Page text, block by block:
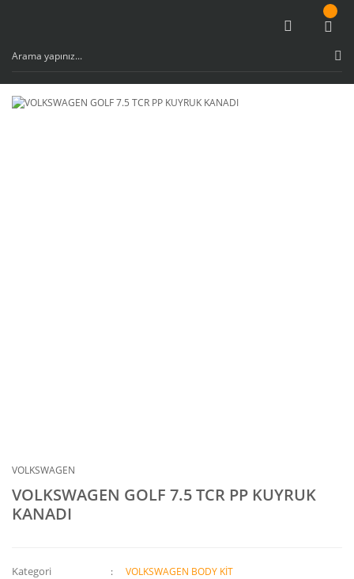
VOLKSWAGEN
VOLKSWAGEN GOLF 7.5 TCR PP KUYRUK
KANADI
Kategori VOLKSWAGEN BODY KİT